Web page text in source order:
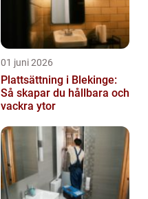
01 juni 2026
Plattsättning i Blekinge:
Så skapar du hållbara och
vackra ytor